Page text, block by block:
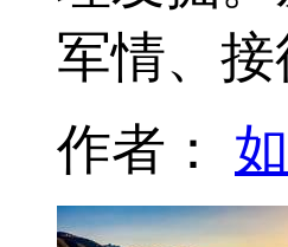
军情、
作者：